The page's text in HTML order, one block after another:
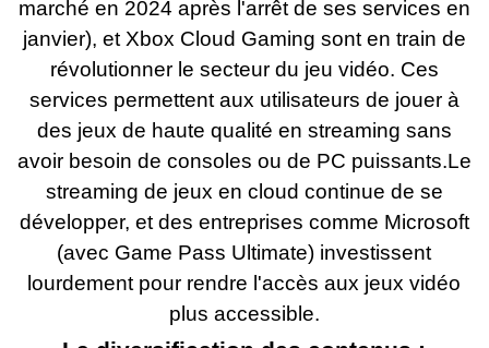
marché en 2024 après l'arrêt de ses services en
janvier), et Xbox Cloud Gaming sont en train de
révolutionner le secteur du jeu vidéo. Ces
services permettent aux utilisateurs de jouer à
des jeux de haute qualité en streaming sans
avoir besoin de consoles ou de PC puissants.Le
streaming de jeux en cloud continue de se
développer, et des entreprises comme Microsoft
(avec Game Pass Ultimate) investissent
lourdement pour rendre l'accès aux jeux vidéo
plus accessible.